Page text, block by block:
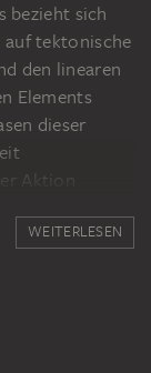
bezieht sich
auf tektonische
den linearen
Elements
dieser
Aktion
ins
WEITERLESEN